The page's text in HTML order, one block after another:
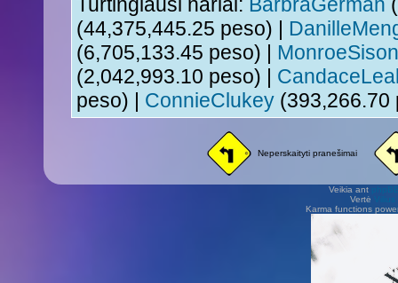
(44,375,445.25 peso) |
(6,705,133.45 peso) | MonroeSison
(2,042,993.10 peso) |
peso) | ConnieClukey
Neperskaityti pranešimai
Veikia ant
Vertė Vilius
Karma functions